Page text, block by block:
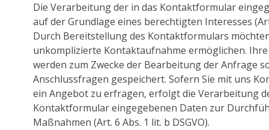
Die Verarbeitung der in das Kontaktformular
auf der Grundlage eines berechtigten Interesses
Durch Bereitstellung des Kontaktformulars
unkomplizierte Kontaktaufnahme ermöglichen.
werden zum Zwecke der Bearbeitung der Anfrage
Anschlussfragen gespeichert. Sofern Sie mit uns
ein Angebot zu erfragen, erfolgt die Verarbeitung
Kontaktformular eingegebenen Daten zur
Maßnahmen (Art. 6 Abs. 1 lit. b DSGVO).